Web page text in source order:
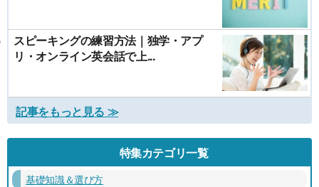
スピーキングの練習方法｜独学・アプ
リ・オンライン英会話で上...
記事をもっと見る ≫
特集カテゴリ一覧
基礎知識＆選び方